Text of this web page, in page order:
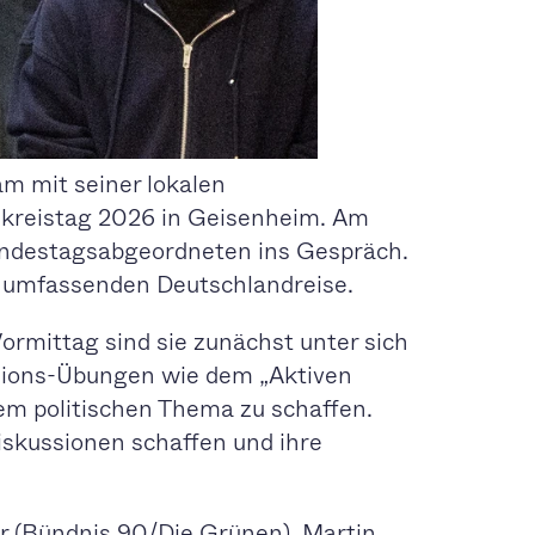
mit seiner lokalen
2026 in Geisenheim. Am
ins Gespräch.
Deutschlandreise.
sind sie zunächst unter sich
Übungen wie dem „Aktiven
politischen Thema zu schaffen.
schaffen und ihre